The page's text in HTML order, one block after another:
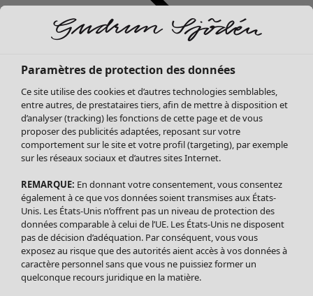
Soldes Vêtements
Tous les vêtements
Robes
Tuniques
Blouses
Tops
Gilets
Pantalon
Jupes
Paramètres de protection des données
Ce site utilise des cookies et d’autres technologies semblables,
entre autres, de prestataires tiers, afin de mettre à disposition et
d’analyser (tracking) les fonctions de cette page et de vous
proposer des publicités adaptées, reposant sur votre
comportement sur le site et votre profil (targeting), par exemple
sur les réseaux sociaux et d’autres sites Internet.
REMARQUE: En donnant votre consentement, vous consentez
également à ce que vos données soient transmises aux États-
Unis. Les États-Unis n’offrent pas un niveau de protection des
données comparable à celui de l’UE. Les États-Unis ne disposent
pas de décision d’adéquation. Par conséquent, vous vous
exposez au risque que des autorités aient accès à vos données à
caractère personnel sans que vous ne puissiez former un
quelconque recours juridique en la matière.